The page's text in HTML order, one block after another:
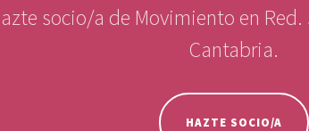
socio/a de Movimiento en
Cantabria.
HAZTE SOCIO/A